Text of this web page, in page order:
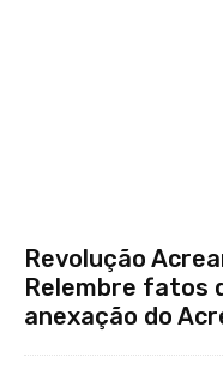
Revolução
Relembre fatos
anexação do